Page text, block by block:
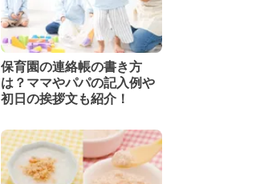
保育園の連絡帳の書き方
は？ママやパパの記入例や
初日の挨拶文も紹介！